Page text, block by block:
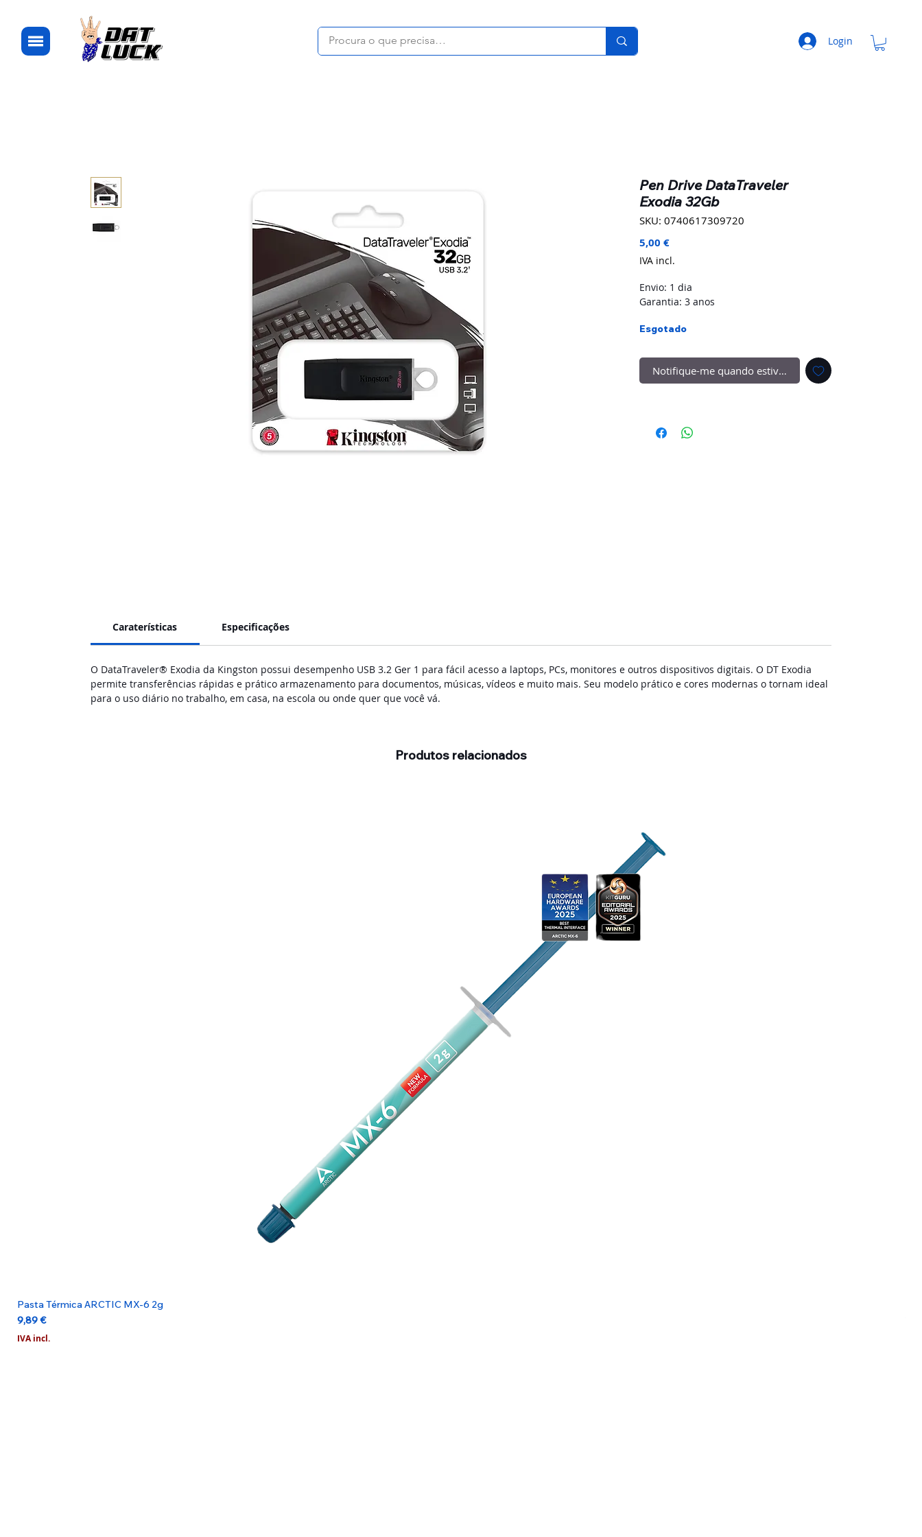
Login
Pen Drive DataTraveler
Exodia 32Gb
SKU: 0740617309720
5,00 €Preço
IVA incl.
Envio: 1 dia
Garantia: 3 anos
Esgotado
Notifique-me quando estiver disponível
Caraterísticas Especificações
O DataTraveler® Exodia da Kingston possui desempenho USB 3.2 Ger 1 para fácil acesso a laptops, PCs, monitores e outros dispositivos digitais. O DT Exodia
permite transferências rápidas e prático armazenamento para documentos, músicas, vídeos e muito mais. Seu modelo prático e cores modernas o tornam ideal
para o uso diário no trabalho, em casa, na escola ou onde quer que você vá.
Produtos relacionados
Pasta Térmica ARCTIC MX-6 2g
Preço
9,89 €
IVA incl.